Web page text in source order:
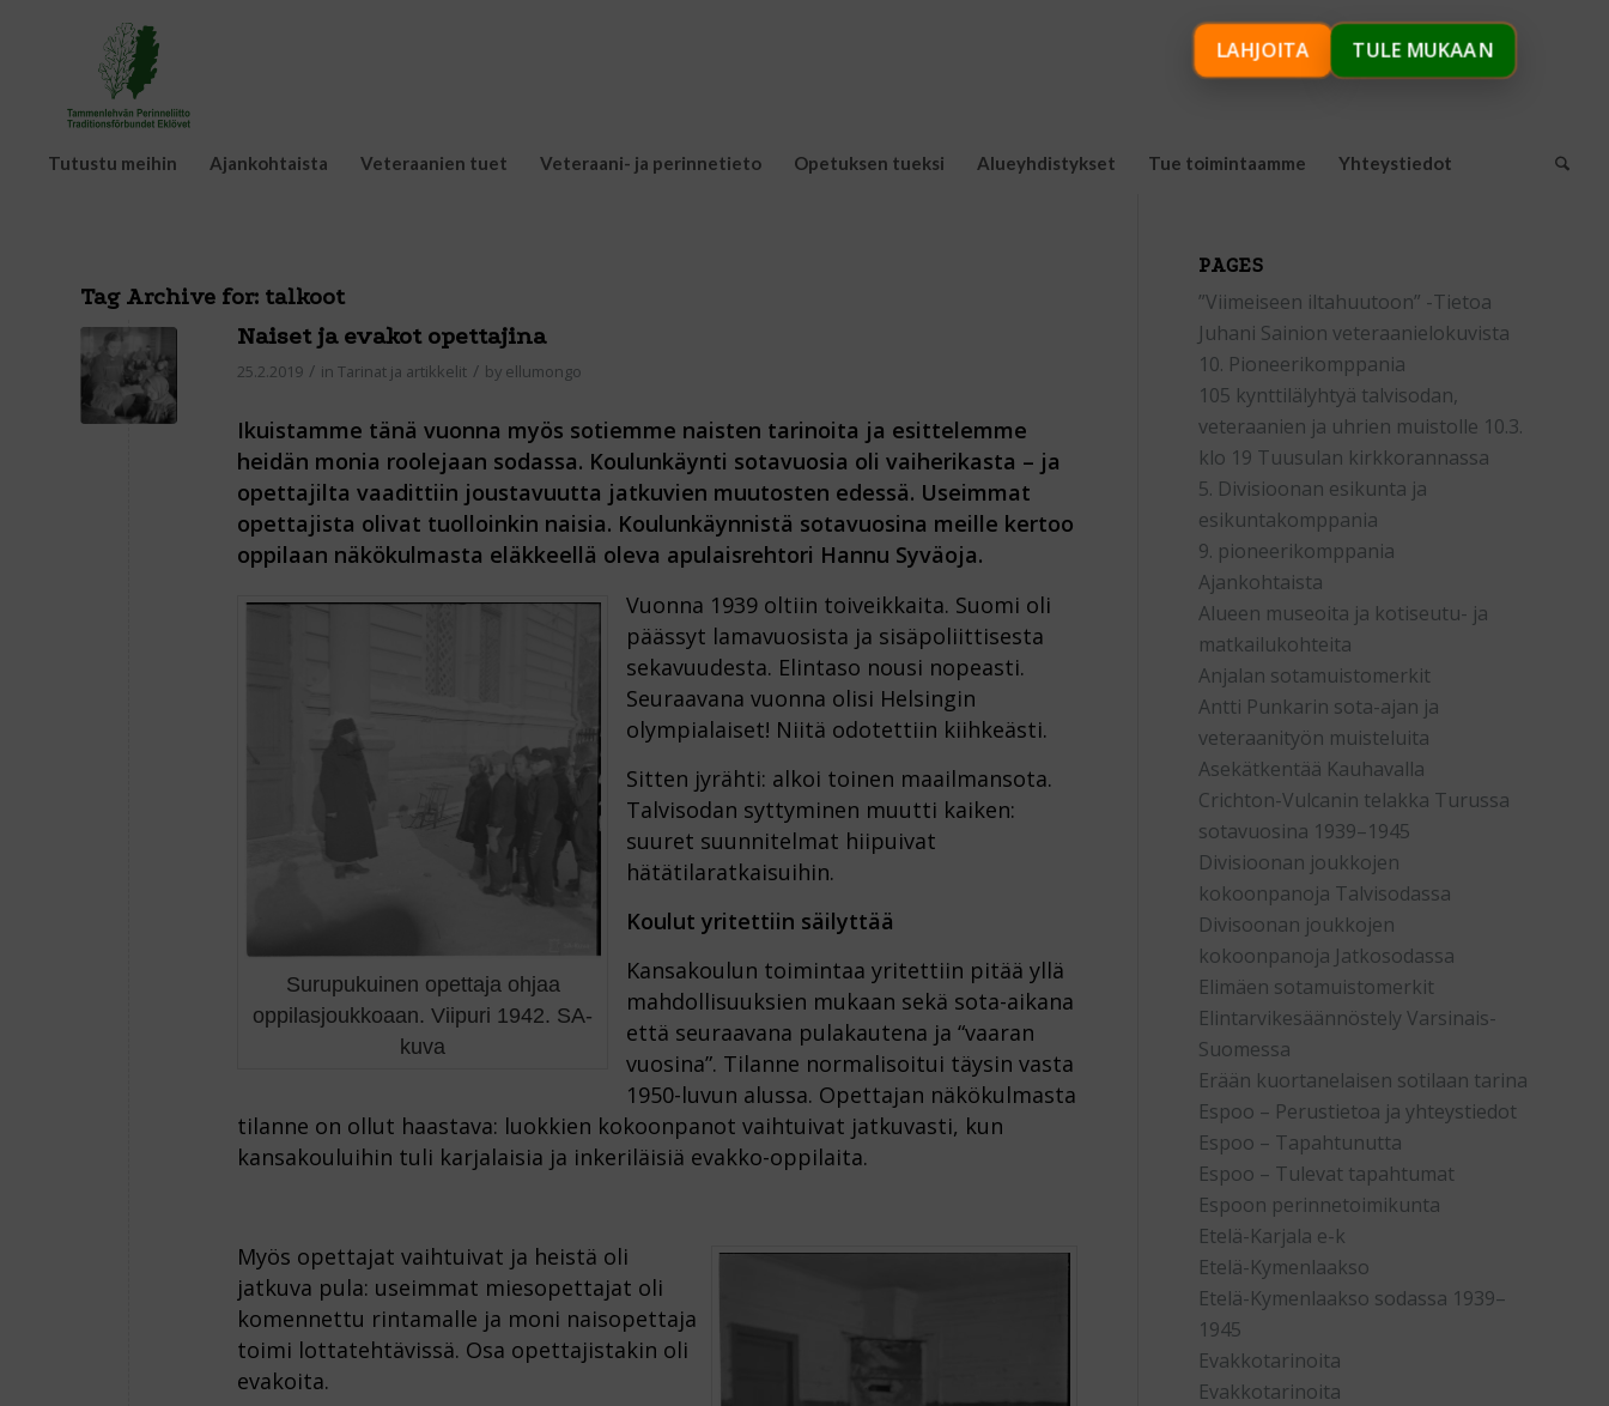
Tutustu meihin Ajankohtaista Veteraanien tuet Veteraani- ja perinnetieto Opetuksen tueksi Alueyhdistykset Tue toimintaamme Yhteystiedot
Tag Archive for: talkoot
Naiset ja evakot opettajina
25.2.2019 / in Tarinat ja artikkelit / by ellumongo
Ikuistamme tänä vuonna myös sotiemme naisten tarinoita ja esittelemme
heidän monia roolejaan sodassa. Koulunkäynti sotavuosia oli vaiherikasta – ja
opettajilta vaadittiin joustavuutta jatkuvien muutosten edessä. Useimmat
opettajista olivat tuolloinkin naisia. Koulunkäynnistä sotavuosina meille kertoo
oppilaan näkökulmasta eläkkeellä oleva apulaisrehtori Hannu Syväoja.
Surupukuinen opettaja ohjaa
oppilasjoukkoaan. Viipuri 1942. SA-
kuva
Vuonna 1939 oltiin toiveikkaita. Suomi oli
päässyt lamavuosista ja sisäpoliittisesta
sekavuudesta. Elintaso nousi nopeasti.
Seuraavana vuonna olisi Helsingin
olympialaiset! Niitä odotettiin kiihkeästi.
Sitten jyrähti: alkoi toinen maailmansota.
Talvisodan syttyminen muutti kaiken:
suuret suunnitelmat hiipuivat
hätätilaratkaisuihin.
Koulut yritettiin säilyttää
Kansakoulun toimintaa yritettiin pitää yllä
mahdollisuuksien mukaan sekä sota-aikana
että seuraavana pulakautena ja “vaaran
vuosina”. Tilanne normalisoitui täysin vasta
1950-luvun alussa. Opettajan näkökulmasta
tilanne on ollut haastava: luokkien kokoonpanot vaihtuivat jatkuvasti, kun
kansakouluihin tuli karjalaisia ja inkeriläisiä evakko-oppilaita.
Myös opettajat vaihtuivat ja heistä oli
jatkuva pula: useimmat miesopettajat oli
komennettu rintamalle ja moni naisopettaja
toimi lottatehtävissä. Osa opettajistakin oli
evakoita.
PAGES
”Viimeiseen iltahuutoon” -Tietoa
Juhani Sainion veteraanielokuvista
10. Pioneerikomppania
105 kynttilälyhtyä talvisodan,
veteraanien ja uhrien muistolle 10.3.
klo 19 Tuusulan kirkkorannassa
5. Divisioonan esikunta ja
esikuntakomppania
9. pioneerikomppania
Ajankohtaista
Alueen museoita ja kotiseutu- ja
matkailukohteita
Anjalan sotamuistomerkit
Antti Punkarin sota-ajan ja
veteraanityön muisteluita
Asekätkentää Kauhavalla
Crichton-Vulcanin telakka Turussa
sotavuosina 1939–1945
Divisioonan joukkojen
kokoonpanoja Talvisodassa
Divisoonan joukkojen
kokoonpanoja Jatkosodassa
Elimäen sotamuistomerkit
Elintarvikesäännöstely Varsinais-
Suomessa
Erään kuortanelaisen sotilaan tarina
Espoo – Perustietoa ja yhteystiedot
Espoo – Tapahtunutta
Espoo – Tulevat tapahtumat
Espoon perinnetoimikunta
Etelä-Karjala e-k
Etelä-Kymenlaakso
Etelä-Kymenlaakso sodassa 1939–
1945
Evakkotarinoita
Evakkotarinoita
LAHJOITA TULE MUKAAN